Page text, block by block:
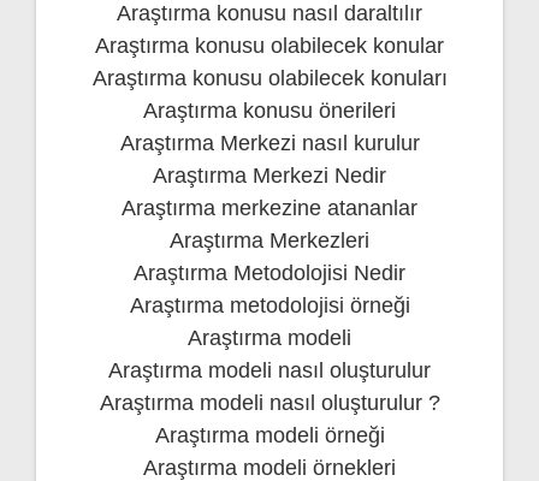
Araştırma konusu nasıl daraltılır
Araştırma konusu olabilecek konular
Araştırma konusu olabilecek konuları
Araştırma konusu önerileri
Araştırma Merkezi nasıl kurulur
Araştırma Merkezi Nedir
Araştırma merkezine atananlar
Araştırma Merkezleri
Araştırma Metodolojisi Nedir
Araştırma metodolojisi örneği
Araştırma modeli
Araştırma modeli nasıl oluşturulur
Araştırma modeli nasıl oluşturulur ?
Araştırma modeli örneği
Araştırma modeli örnekleri